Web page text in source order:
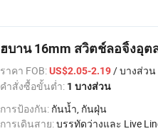
ฮบาน 16mm สวิตช์ลอจิ้งอุ
ราคา FOB:US$2.05-2.19/ บางส่วน
คำสั่งซื้อขั้นต่ำ: 1 บางส่วน
การป้องกัน: กันน้ำ, กันฝุ่น
การเดินสาย:บรรทัดว่างและ Live